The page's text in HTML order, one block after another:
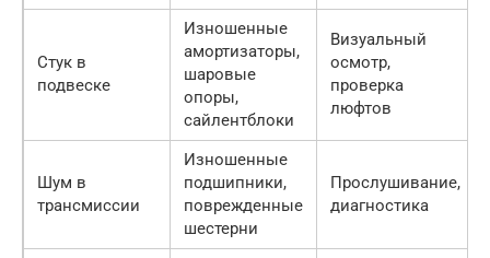
Стук в
подвеске
Изношенные
амортизаторы,
шаровые
опоры,
сайлентблоки
Визуальный
осмотр,
проверка
люфтов
Шум в
трансмиссии
Изношенные
подшипники,
поврежденные
шестерни
Прослушивание,
диагностика